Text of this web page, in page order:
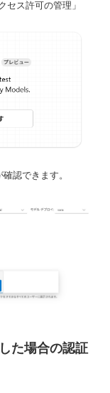
セス許可の管理」
認できます。
た場合の認証